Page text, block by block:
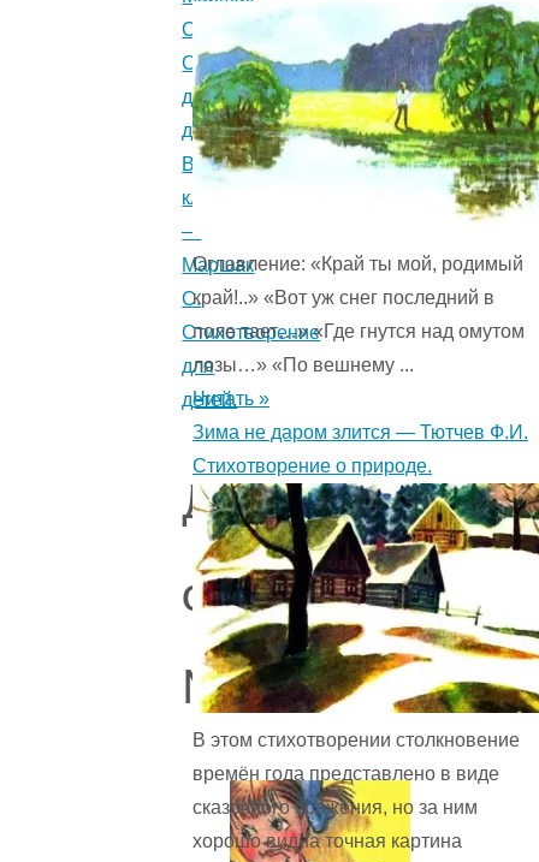
С.
Стихотворение
для
детей.
Вакса
клякса
—
Маршак
С.
Стихотворение
для
детей.
Другие
стихи
Маршака
Оглавление: «Край ты мой, родимый
край!..» «Вот уж снег последний в
поле тает…» «Где гнутся над омутом
лозы…» «По вешнему ...
Читать »
Зима не даром злится — Тютчев Ф.И.
Стихотворение о природе.
В этом стихотворении столкновение
времён года представ­лено в виде
сказочного сражения, но за ним
хорошо видна точная картина